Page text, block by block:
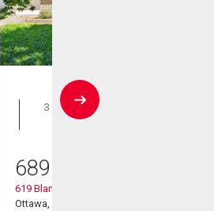
Maison
3 CAC , 1
SDB
689 900
619 Blanchard Crescent
Ottawa, ON